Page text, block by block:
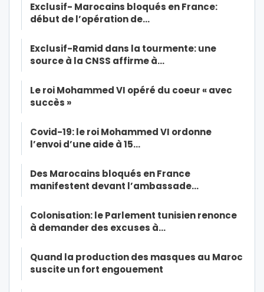
Exclusif- Marocains bloqués en France:
début de l’opération de…
Exclusif-Ramid dans la tourmente: une
source à la CNSS affirme à…
Le roi Mohammed VI opéré du coeur « avec
succès »
Covid-19: le roi Mohammed VI ordonne
l’envoi d’une aide à 15…
Des Marocains bloqués en France
manifestent devant l’ambassade…
Colonisation: le Parlement tunisien renonce
à demander des excuses à…
Quand la production des masques au Maroc
suscite un fort engouement